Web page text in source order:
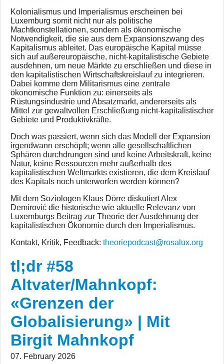
Kolonialismus und Imperialismus erscheinen bei
Luxemburg somit nicht nur als politische
Machtkonstellationen, sondern als ökonomische
Notwendigkeit, die sie aus dem Expansionszwang des
Kapitalismus ableitet. Das europäische Kapital müsse
sich auf außereuropäische, nicht-kapitalistische Gebiete
ausdehnen, um neue Märkte zu erschließen und diese in
den kapitalistischen Wirtschaftskreislauf zu integrieren.
Dabei komme dem Militarismus eine zentrale
ökonomische Funktion zu: einerseits als
Rüstungsindustrie und Absatzmarkt, andererseits als
Mittel zur gewaltvollen Erschließung nicht-kapitalistischer
Gebiete und Produktivkräfte.
Doch was passiert, wenn sich das Modell der Expansion
irgendwann erschöpft; wenn alle gesellschaftlichen
Sphären durchdrungen sind und keine Arbeitskraft, keine
Natur, keine Ressourcen mehr außerhalb des
kapitalistischen Weltmarkts existieren, die dem Kreislauf
des Kapitals noch unterworfen werden können?
Mit dem Soziologen Klaus Dörre diskutiert Alex
Demirović die historische wie aktuelle Relevanz von
Luxemburgs Beitrag zur Theorie der Ausdehnung der
kapitalistischen Ökonomie durch den Imperialismus.
Kontakt, Kritik, Feedback: theoriepodcast@rosalux.org
tl;dr #58
Altvater/Mahnkopf:
«Grenzen der
Globalisierung» | Mit
Birgit Mahnkopf
07. February 2026